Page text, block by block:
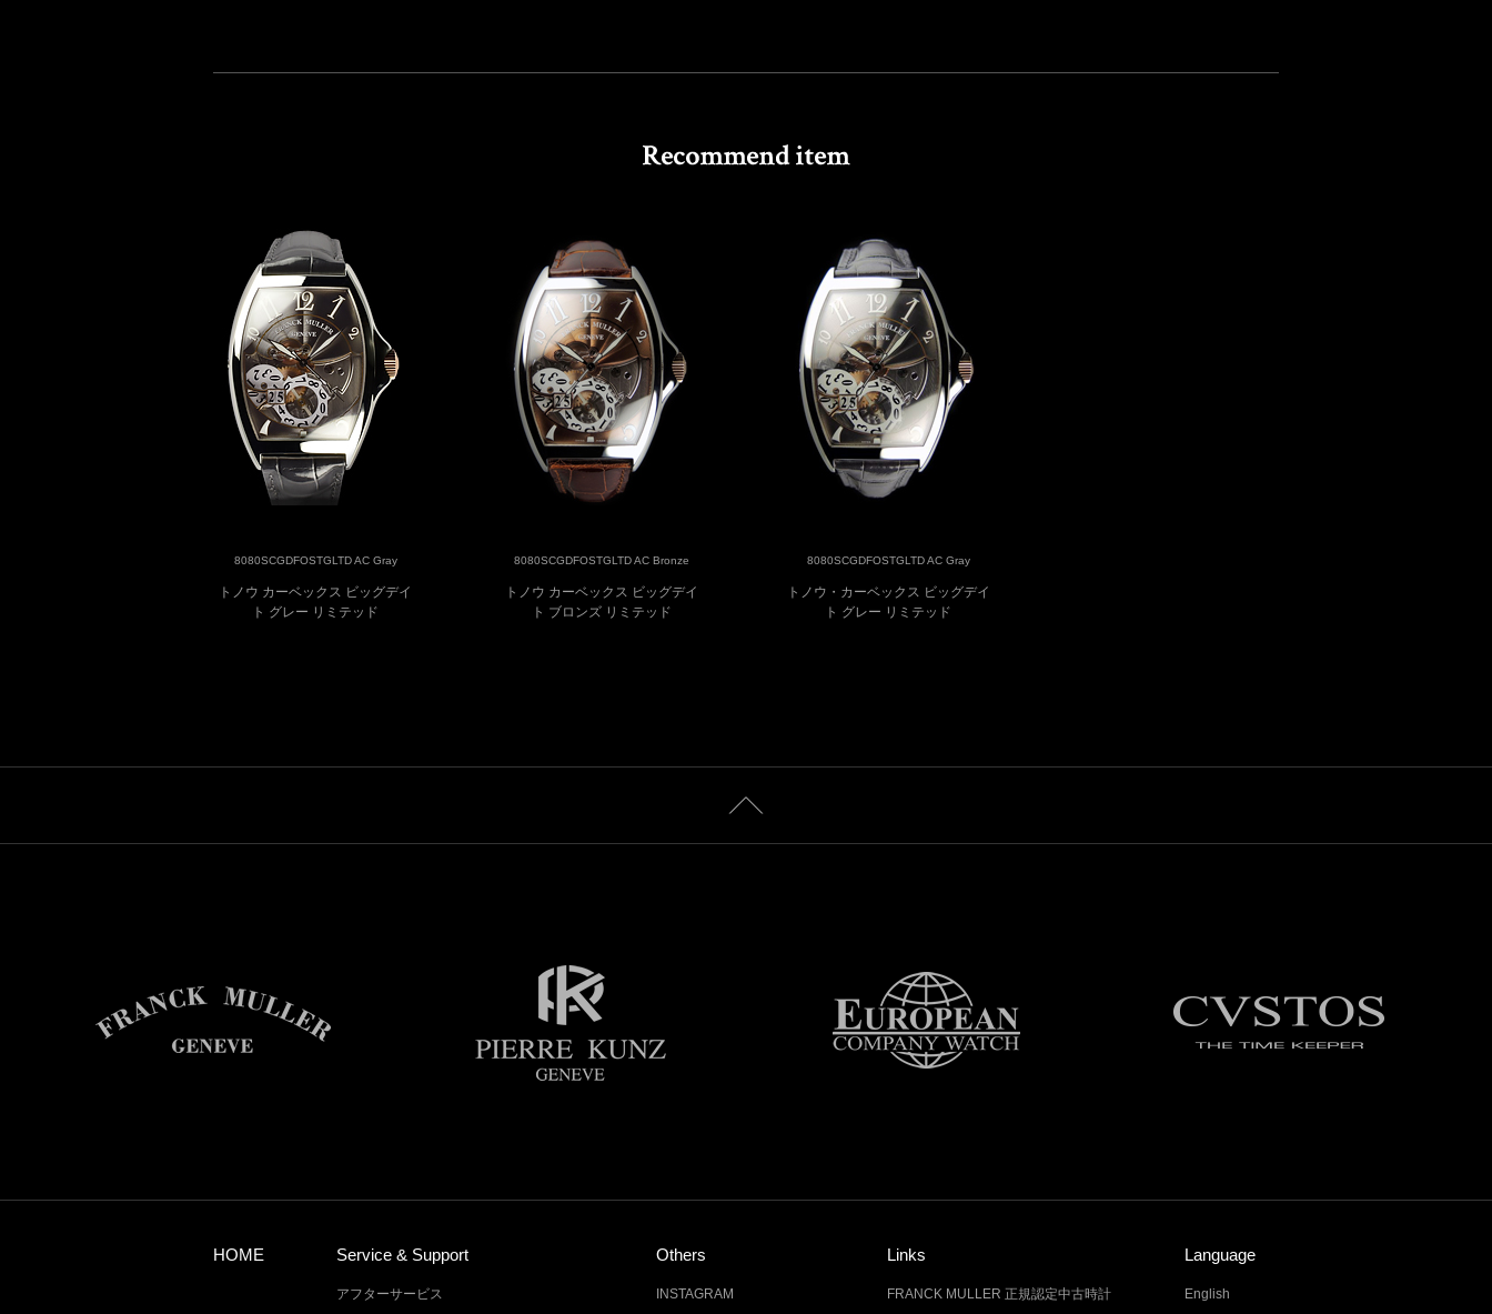
8080SCGDFOSTGLTD AC Gray
トノウ カーベックス ビッグデイ
ト グレー リミテッド
8080SCGDFOSTGLTD AC Bronze
トノウ カーベックス ビッグデイ
ト ブロンズ リミテッド
8080SCGDFOSTGLTD AC Gray
トノウ・カーベックス ビッグデイ
ト グレー リミテッド
HOME Service & Support
アフターサービス
Others
INSTAGRAM
Links
FRANCK MULLER 正規認定中古時計
Language
English